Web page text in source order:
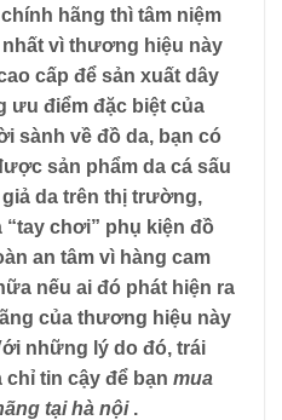
hãng thì tâm niệm
vì thương hiệu này
cấp để sản xuất dây
ưu điểm đặc biệt của
sành về đồ da, bạn có
sản phẩm da cá sấu
da trên thị trường,
“tay chơi” phụ kiện đồ
an tâm vì hàng cam
nếu ai đó phát hiện ra
của thương hiệu này
những lý do đó, trái
tin cậy để bạn mua
tại hà nội .